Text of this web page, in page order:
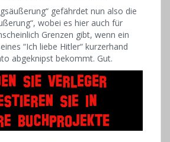
gefährdet nun also die
wobei es hier auch für
Grenzen gibt, wenn ein
“Ich liebe Hitler“ kurzerhand
abgeknipst bekommt. Gut.